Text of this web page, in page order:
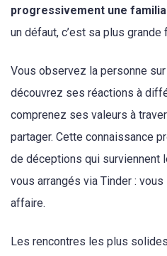
progressivement une
un défaut, c’est sa plus grande
Vous observez la personne
découvrez ses réactions à
comprenez ses valeurs à
partager. Cette connaissance
de déceptions qui surviennent
vous arrangés via Tinder :
affaire.
Les rencontres les plus